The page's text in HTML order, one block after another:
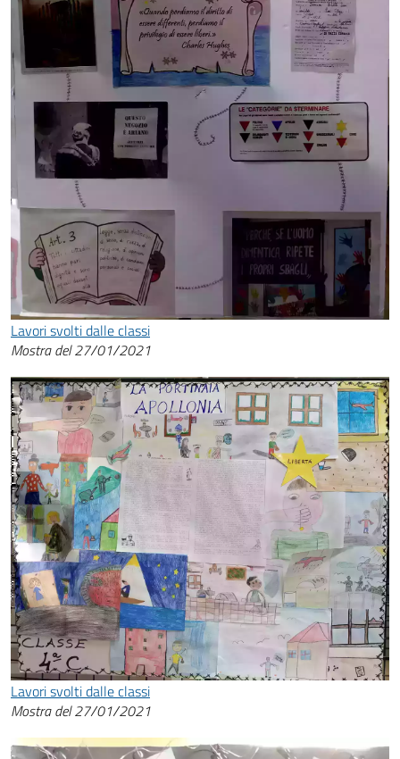
Lavori svolti dalle classi
Mostra del 27/01/2021
Lavori svolti dalle classi
Mostra del 27/01/2021